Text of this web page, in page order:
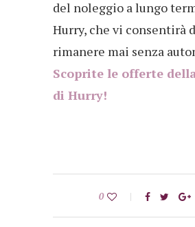
del noleggio a lungo
Hurry, che vi consentirà
rimanere mai senza
Scoprite le offerte
di Hurry!
0